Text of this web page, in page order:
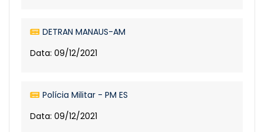
DETRAN MANAUS-AM
Data: 09/12/2021
Polícia Militar - PM ES
Data: 09/12/2021